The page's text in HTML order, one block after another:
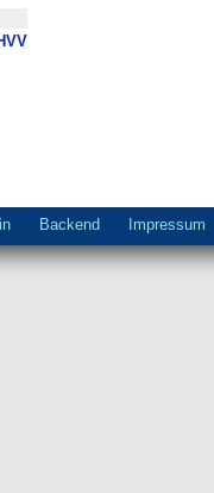
Backend Impressum